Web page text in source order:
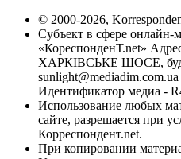
© 2000-2026,
Субъект в сфере онлайн-
«КореспонденТ.net»
ХАРКІВСЬКЕ ШОСЕ,
sunlight@mediadim.com.ua
Идентификатор медиа -
Использование любых
сайте, разрешается при
Корреспондент.net.
При копировании